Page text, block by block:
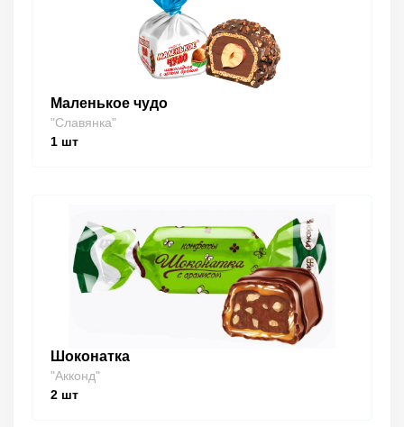
Маленькое чудо
"Славянка"
1 шт
Шоконатка
"Акконд"
2 шт